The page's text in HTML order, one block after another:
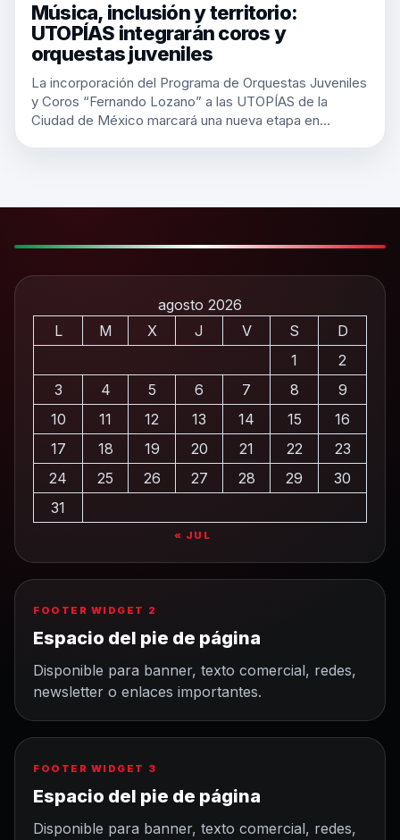
Música, inclusión y territorio:
UTOPÍAS integrarán coros y
orquestas juveniles
La incorporación del Programa de Orquestas Juveniles
y Coros “Fernando Lozano” a las UTOPÍAS de la
Ciudad de México marcará una nueva etapa en…
agosto 2026
L
M X J V S
D
1
2
3
4 5 6 7 8
9
10
11 12 13 14 15
16
17
18 19 20 21 22
23
24
25 26 27 28 29
30
31
« JUL
FOOTER WIDGET 2
Espacio del pie de página
Disponible para banner, texto comercial, redes,
newsletter o enlaces importantes.
FOOTER WIDGET 3
Espacio del pie de página
Disponible para banner, texto comercial, redes,